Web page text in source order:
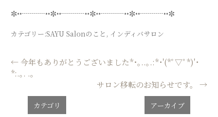
✼••┈┈┈••✼••┈┈┈••✼••┈┈┈••✼••┈┈┈••✼
カテゴリー:SAYU Salonのこと , インディバサロン
投
稿
← 今年もありがとうございました*･｡..｡.:*･'(*ﾟ▽ﾟ*)'･
*:.｡. .｡
サロン移転のお知らせです。 →
カテゴリ アーカイブ